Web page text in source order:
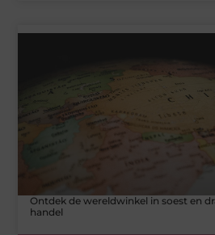
Ontdek de wereldwinkel in soest en
handel